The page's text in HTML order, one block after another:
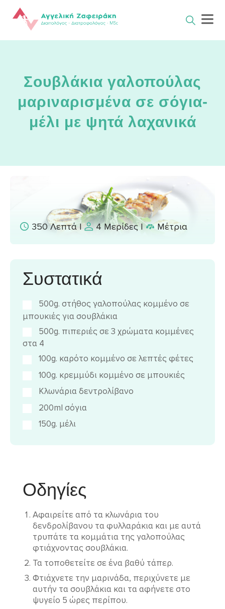
Σουβλάκια γαλοπούλας
μαριναρισμένα σε σόγια-
μέλι με ψητά λαχανικά
350 Λεπτά| 4 Μερίδες| Μέτρια
Συστατικά
500g. στήθος γαλοπούλας κομμένο σε
μπουκιές για σουβλάκια
500g. πιπεριές σε 3 χρώματα κομμένες
στα 4
100g. καρότο κομμένο σε λεπτές φέτες
100g. κρεμμύδι κομμένο σε μπουκιές
Κλωνάρια δεντρολίβανο
200ml σόγια
150g. μέλι
Οδηγίες
Αφαιρείτε από τα κλωνάρια του
δενδρολίβανου τα φυλλαράκια και με αυτά
τρυπάτε τα κομμάτια της γαλοπούλας
φτιάχνοντας σουβλάκια.
Τα τοποθετείτε σε ένα βαθύ τάπερ.
Φτιάχνετε την μαρινάδα, περιχύνετε με
αυτήν τα σουβλάκια και τα αφήνετε στο
ψυγείο 5 ώρες περίπου.